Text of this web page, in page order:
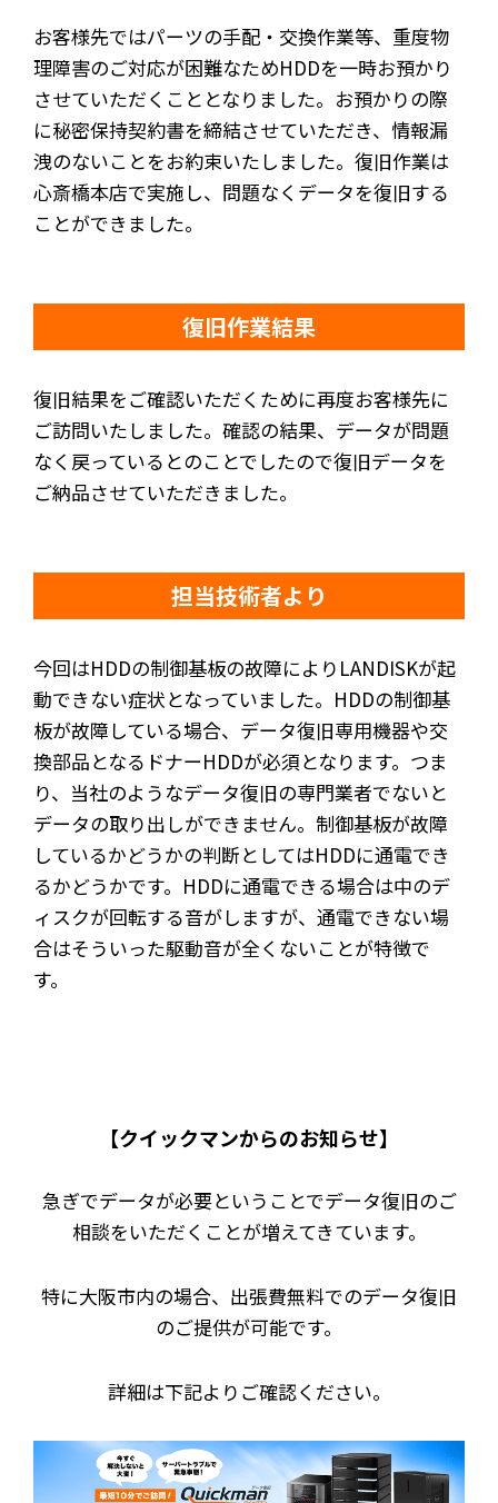
お客様先ではパーツの手配・交換作業等、重度物
理障害のご対応が困難なためHDDを一時お預かり
させていただくこととなりました。お預かりの際
に秘密保持契約書を締結させていただき、情報漏
洩のないことをお約束いたしました。復旧作業は
心斎橋本店で実施し、問題なくデータを復旧する
ことができました。
復旧作業結果
復旧結果をご確認いただくために再度お客様先に
ご訪問いたしました。確認の結果、データが問題
なく戻っているとのことでしたので復旧データを
ご納品させていただきました。
担当技術者より
今回はHDDの制御基板の故障によりLANDISKが起
動できない症状となっていました。HDDの制御基
板が故障している場合、データ復旧専用機器や交
換部品となるドナーHDDが必須となります。つま
り、当社のようなデータ復旧の専門業者でないと
データの取り出しができません。制御基板が故障
しているかどうかの判断としてはHDDに通電でき
るかどうかです。HDDに通電できる場合は中のデ
ィスクが回転する音がしますが、通電できない場
合はそういった駆動音が全くないことが特徴で
す。
【クイックマンからのお知らせ】
急ぎでデータが必要ということでデータ復旧のご
相談をいただくことが増えてきています。
特に大阪市内の場合、出張費無料でのデータ復旧
のご提供が可能です。
詳細は下記よりご確認ください。